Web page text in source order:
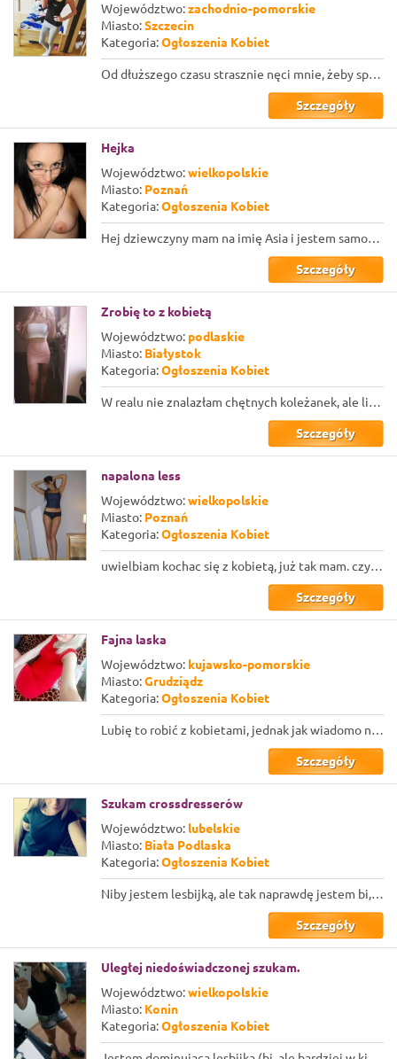
Województwo:zachodnio-pomorskie
Miasto:Szczecin
Kategoria:Ogłoszenia Kobiet
Od dłuższego czasu strasznie nęci mnie, żeby spróbować tego z kobietą. W tych sp...
Szczegóły
Hejka
Województwo:wielkopolskie
Miasto: Poznań
Kategoria:Ogłoszenia Kobiet
Hej dziewczyny mam na imię Asia i jestem samotną kobietą, szukającą drugiej kobi...
Szczegóły
Zrobię to z kobietą
Województwo: podlaskie
Miasto: Białystok
Kategoria:Ogłoszenia Kobiet
W realu nie znalazłam chętnych koleżanek, ale liczę na to, że znajdę tutaj. Zazn...
Szczegóły
napalona less
Województwo:wielkopolskie
Miasto: Poznań
Kategoria:Ogłoszenia Kobiet
uwielbiam kochac się z kobietą, już tak mam. czy któraś z pań zechce zająć sie m...
Szczegóły
Fajna laska
Województwo: kujawsko-pomorskie
Miasto:Grudziądz
Kategoria:Ogłoszenia Kobiet
Lubię to robić z kobietami, jednak jak wiadomo nie łatwo znaleźć chętne w realu,...
Szczegóły
Szukam crossdresserów
Województwo: lubelskie
Miasto: Biała Podlaska
Kategoria:Ogłoszenia Kobiet
Niby jestem lesbijką, ale tak naprawdę jestem bi, bo nie mogę sobie odpuścić męs...
Szczegóły
Uległej niedoświadczonej szukam.
Województwo:wielkopolskie
Miasto: Konin
Kategoria:Ogłoszenia Kobiet